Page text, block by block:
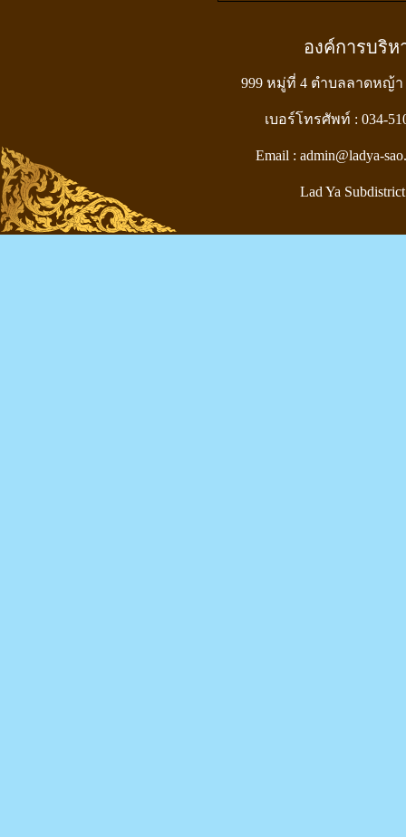
องค์การบริ
999 หมู่ที่ 4 ตำบลลาดหญ้า
เบอร์โทรศัพท์ : 034-
Email : admin@ladya-
Lad Ya